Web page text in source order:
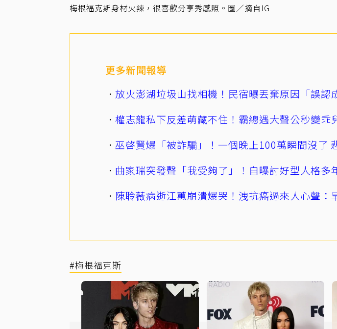
梅根福克斯身材火辣，很喜歡分享秀感照。圖／摘自IG
更多新聞報導
放火澎湖垃圾山找相機！民宿曝丟棄原因「誤認
權志龍私下反差萌藏不住！霸總遇大聲公秒變乖
巫啓賢爆「被詐騙」！一個晚上100萬瞬間沒了
曲家瑞突發聲「我受夠了」！自曝討好型人格多
陳聆薇病逝江蕙崩潰爆哭！洩抗癌過來人心聲：
#梅根福克斯